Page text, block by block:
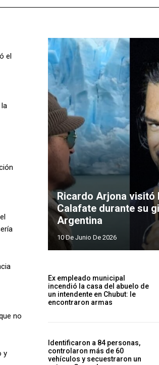
el
no
y
Ricardo Arjona visitó
Calafate durante su
Argentina
10 De Junio De 2026
Ex empleado municipal
incendió la casa del abuelo de
un intendente en Chubut: le
encontraron armas
Identificaron a 84 personas,
controlaron más de 60
vehículos y secuestraron un